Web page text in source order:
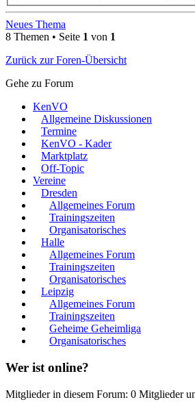
Neues Thema
8 Themen • Seite 1 von 1
Zurück zur Foren-Übersicht
Gehe zu Forum
KenVO
Allgemeine Diskussionen
Termine
KenVO - Kader
Marktplatz
Off-Topic
Vereine
Dresden
Allgemeines Forum
Trainingszeiten
Organisatorisches
Halle
Allgemeines Forum
Trainingszeiten
Organisatorisches
Leipzig
Allgemeines Forum
Trainingszeiten
Geheime Geheimliga
Organisatorisches
Wer ist online?
Mitglieder in diesem Forum: 0 Mitglieder